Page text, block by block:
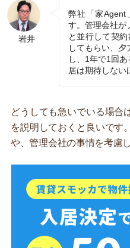
岩井
弊社「家
す。管理会社が
と並行して契
してもらい、
し、1年で1回
居は期待しない
どうしても急いでいる場合
を説明しておくと良いです
や、管理会社の事情を考慮